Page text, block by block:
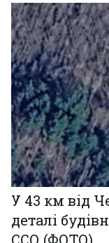
У 43 км від
деталі
ССО (ФОТО)